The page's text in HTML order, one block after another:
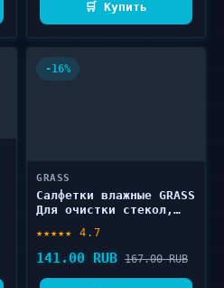
🛒 Купить
-16%
GRASS
Салфетки влажные GRASS
Для очистки стекол,
★★★★★ 4.7
141.00 RUB 167.00 RUB